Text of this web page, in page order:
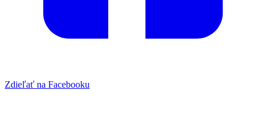
Zdieľať na Facebooku